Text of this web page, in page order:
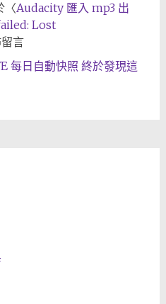
〈Audacity 匯入 mp3 出
Lost
言
每日自動快照 終於發現這